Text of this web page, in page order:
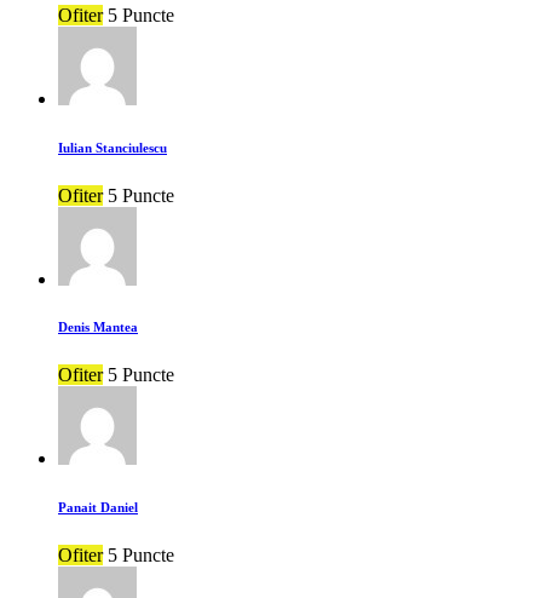
Ofiter 5 Puncte
Iulian Stanciulescu
Ofiter 5 Puncte
Denis Mantea
Ofiter 5 Puncte
Panait Daniel
Ofiter 5 Puncte